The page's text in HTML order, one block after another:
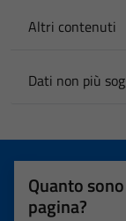
Altri contenuti
Dati non più
Quanto
pagina?